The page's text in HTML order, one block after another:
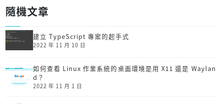
隨機文章
建立 TypeScript 專案的起手式
2022 年 11 月 10 日
如何查看 Linux 作業系統的桌面環境是用 X11 還是 Waylan
d？
2022 年 11 月 1 日